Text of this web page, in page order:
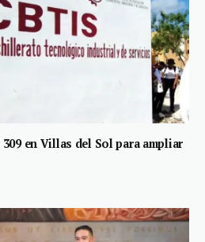
en Villas del Sol para ampliar